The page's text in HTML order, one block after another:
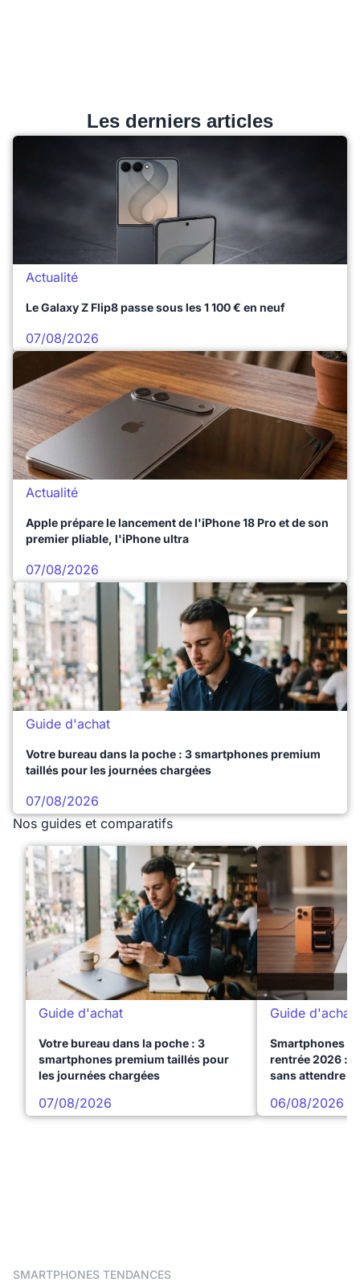
Les derniers articles
Actualité
Le Galaxy Z Flip8 passe sous les 1 100 € en neuf
07/08/2026
Actualité
Apple prépare le lancement de l'iPhone 18 Pro et de son
premier pliable, l'iPhone ultra
07/08/2026
Guide d'achat
Votre bureau dans la poche : 3 smartphones premium
taillés pour les journées chargées
07/08/2026
Nos guides et comparatifs
Guide d'achat
Votre bureau dans la poche : 3
smartphones premium taillés pour
les journées chargées
07/08/2026
Guide d'achat
Smartphones
rentrée 2026 :
sans attendre
06/08/2026
SMARTPHONES TENDANCES